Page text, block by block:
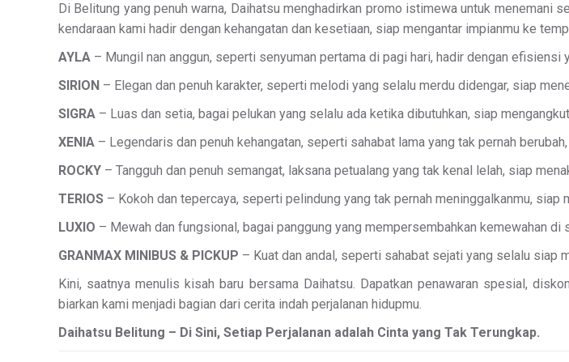
Di Belitung yang penuh warna, Daihatsu menghadirkan promo istimewa untuk
kendaraan kami hadir dengan kehangatan dan kesetiaan, siap mengantar impianmu ke
AYLA – Mungil nan anggun, seperti senyuman pertama di pagi hari, hadir dengan efisiensi
SIRION – Elegan dan penuh karakter, seperti melodi yang selalu merdu didengar, siap
SIGRA – Luas dan setia, bagai pelukan yang selalu ada ketika dibutuhkan, siap
XENIA – Legendaris dan penuh kehangatan, seperti sahabat lama yang tak pernah
ROCKY – Tangguh dan penuh semangat, laksana petualang yang tak kenal lelah, siap
TERIOS – Kokoh dan tepercaya, seperti pelindung yang tak pernah meninggalkanmu, siap
LUXIO – Mewah dan fungsional, bagai panggung yang mempersembahkan kemewahan
GRANMAX MINIBUS & PICKUP – Kuat dan andal, seperti sahabat sejati yang selalu siap
Kini, saatnya menulis kisah baru bersama Daihatsu. Dapatkan penawaran spesial,
biarkan kami menjadi bagian dari cerita indah perjalanan hidupmu.
Daihatsu Belitung – Di Sini, Setiap Perjalanan adalah Cinta yang Tak Terungkap.